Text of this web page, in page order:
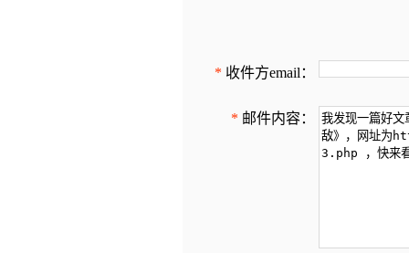
* 收件方email：
* 邮件内容：